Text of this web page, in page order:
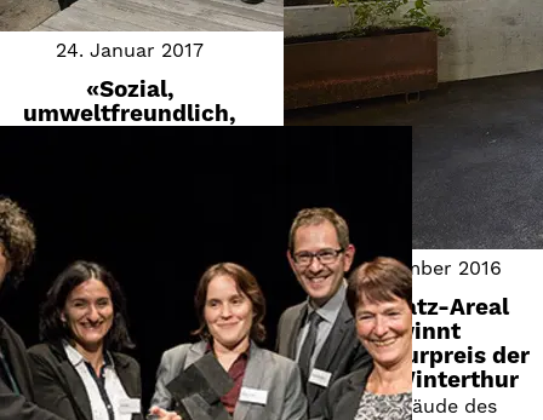
24. Januar 2017
«Sozial,
umweltfreundlich,
Bericht über die Stiftung
Stiftungsratspräsidentin
Simone Emmel, …
5. September 2016
Lagerplatz-Areal
gewinnt
Architekturpreis der
Region Winterthur
Drei Gebäude des